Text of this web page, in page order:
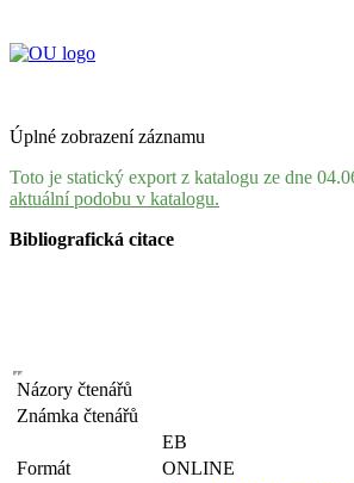
Úplné zobrazení záznamu
Toto je statický export z katalogu ze dne
aktuální podobu v katalogu.
Bibliografická citace
Názory čtenářů
Známka čtenářů
EB
Formát
ONLINE